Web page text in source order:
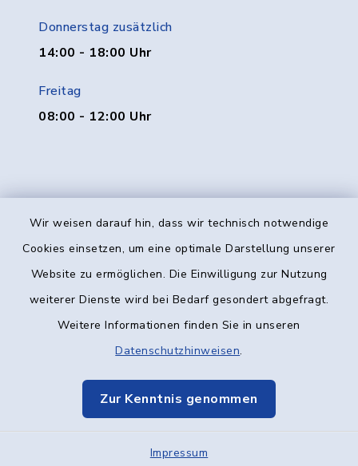
Wir weisen darauf hin, dass wir technisch notwendige
Cookies einsetzen, um eine optimale Darstellung unserer
Website zu ermöglichen. Die Einwilligung zur Nutzung
weiterer Dienste wird bei Bedarf gesondert abgefragt.
Weitere Informationen finden Sie in unseren
Datenschutzhinweisen.
Zur Kenntnis genommen
Impressum
Donnerstag zusätzlich
14:00 - 18:00 Uhr
Freitag
08:00 - 12:00 Uhr
Kontakt
Datenschutz
Elektronische Kommunikation
Sitemap